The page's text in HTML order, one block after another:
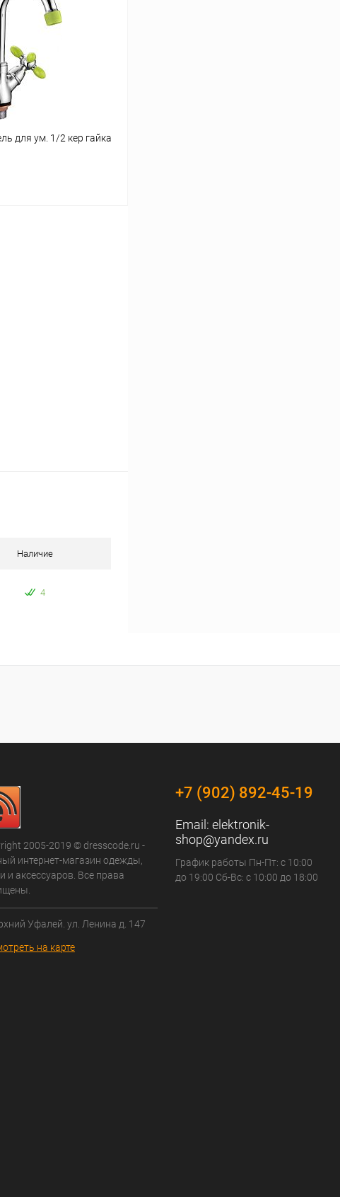
Сравнение
для ум. 1/2 кер гайка
Наличие
4
2005-2019 © dresscode.ru -
интернет-магазин одежды,
и аксессуаров. Все права
Уфалей. ул. Ленина д. 147
на карте
+7 (902) 892-45-19
Email: elektronik-
shop@yandex.ru
График работы Пн-Пт: с 10:00
до 19:00 Сб-Вс: с 10:00 до 18:00